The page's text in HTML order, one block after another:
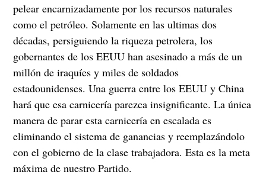
pelear encarnizadamente por los recursos naturales
como el petróleo. Solamente en las ultimas dos
décadas, persiguiendo la riqueza petrolera, los
gobernantes de los EEUU han asesinado a más de un
millón de iraquíes y miles de soldados
estadounidenses. Una guerra entre los EEUU y China
hará que esa carnicería parezca insignificante. La única
manera de parar esta carnicería en escalada es
eliminando el sistema de ganancias y reemplazándolo
con el gobierno de la clase trabajadora. Esta es la meta
máxima de nuestro Partido.